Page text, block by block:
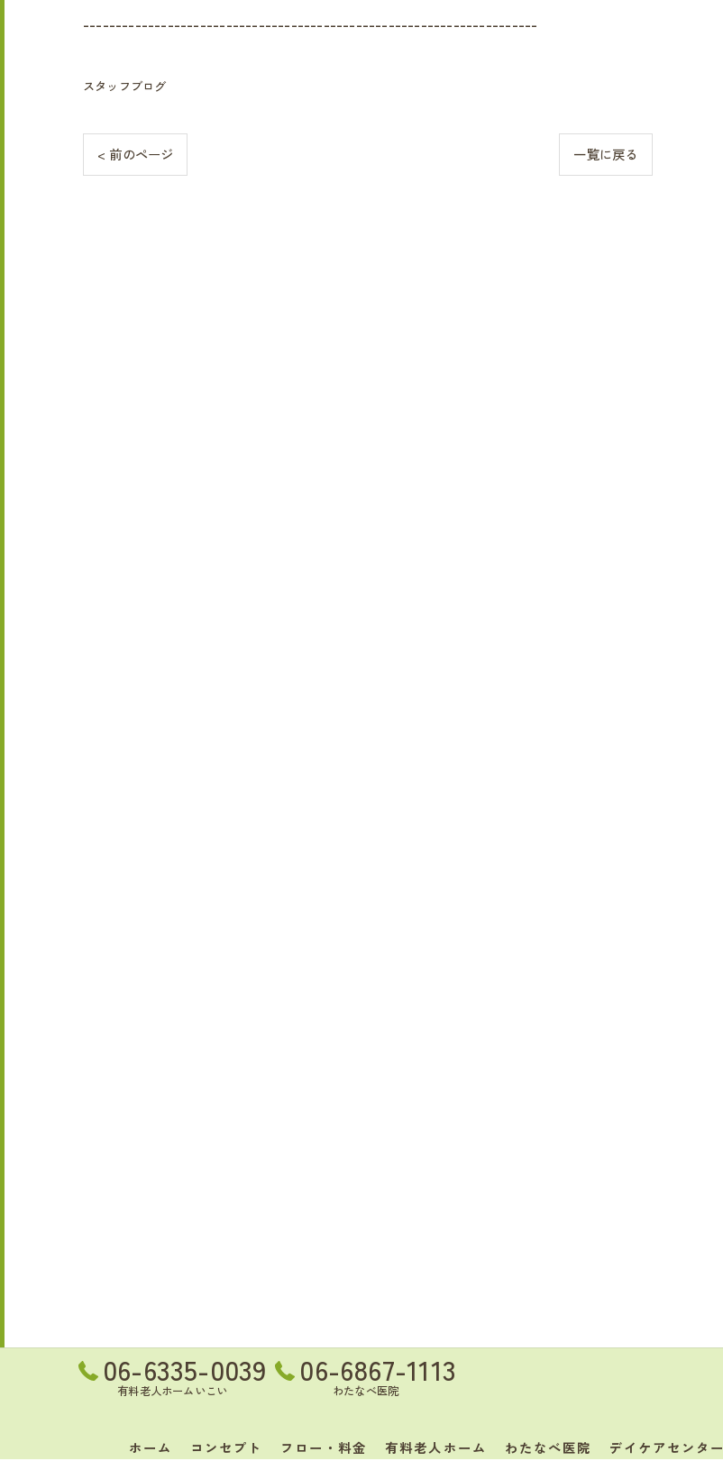
----------------------------------------------------------------------
スタッフブログ
< 前のページ 一覧に戻る
06-6335-0039
有料老人ホームいこい
06-6867-1113
わたなべ医院
ホーム コンセプト フロー・料金 有料老人ホーム わたなべ医院 デイケアセンター